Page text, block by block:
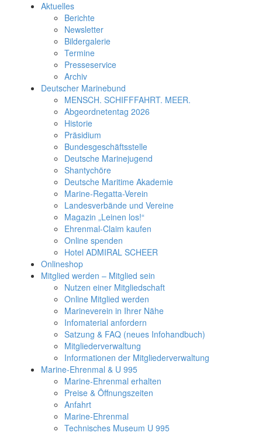
Aktuelles
Berichte
Newsletter
Bildergalerie
Termine
Presseservice
Archiv
Deutscher Marinebund
MENSCH. SCHIFFFAHRT. MEER.
Abgeordnetentag 2026
Historie
Präsidium
Bundesgeschäftsstelle
Deutsche Marinejugend
Shantychöre
Deutsche Maritime Akademie
Marine-Regatta-Verein
Landesverbände und Vereine
Magazin „Leinen los!“
Ehrenmal-Claim kaufen
Online spenden
Hotel ADMIRAL SCHEER
Onlineshop
Mitglied werden – Mitglied sein
Nutzen einer Mitgliedschaft
Online Mitglied werden
Marineverein in Ihrer Nähe
Infomaterial anfordern
Satzung & FAQ (neues Infohandbuch)
Mitgliederverwaltung
Informationen der Mitgliederverwaltung
Marine-Ehrenmal & U 995
Marine-Ehrenmal erhalten
Preise & Öffnungszeiten
Anfahrt
Marine-Ehrenmal
Technisches Museum U 995